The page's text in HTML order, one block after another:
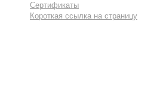
Сертификаты
Короткая ссылка на страницу